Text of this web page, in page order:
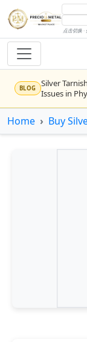
点击切换 ·
BLOG
Silver
Issues in
NEWS
Rising
for gold's
Gold vs
Bars or
Silver’s
precious
Gold and
Central
Home Buy